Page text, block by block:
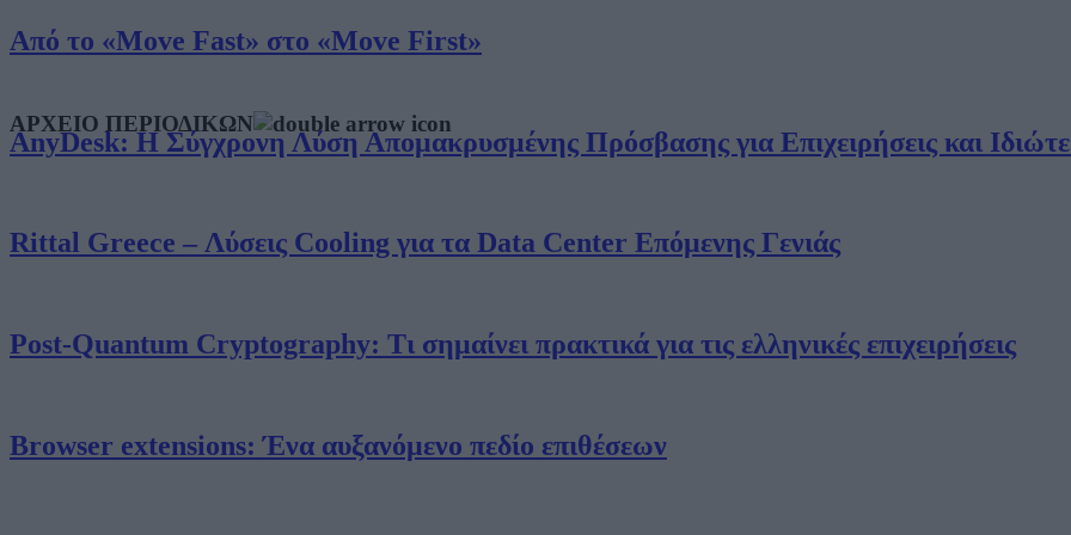
Από το «Move Fast» στο «Move First»
AnyDesk: Η Σύγχρονη Λύση Απομακρυσμένης Πρόσβασης για Επιχειρήσεις και
Rittal Greece – Λύσεις Cooling για τα Data Center Επόμενης Γενιάς
Post-Quantum Cryptography: Τι σημαίνει πρακτικά για τις ελληνικές επιχειρήσεις
Browser extensions: Ένα αυξανόμενο πεδίο επιθέσεων
ΑΡΧΕΙΟ ΠΕΡΙΟΔΙΚΩΝ